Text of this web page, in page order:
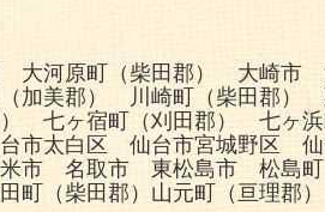
河原町（柴田郡） 大崎市
加美郡） 川崎町（柴田郡
） 七ヶ宿町（刈田郡） 七ヶ
市太白区 仙台市宮城野区
米市 名取市 東松島市 松島町
町（柴田郡）山元町（亘理